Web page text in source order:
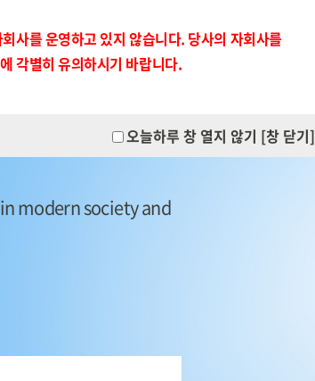
사를 운영하고 있지 않습니다. 당사의 자회사를
각별히 유의하시기 바랍니다.
오늘하루 창 열지 않기 [창 닫기]
modern society and